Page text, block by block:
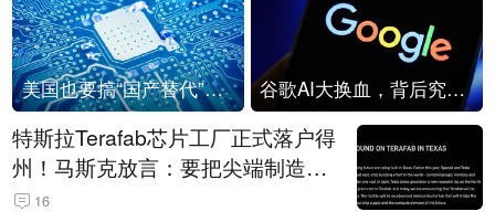
美国也要搞“国产替代”？先算清三笔账 谷歌AI大换血，背后究竟发生了什么？
特斯拉Terafab芯片工厂正式落户得
州！马斯克放言：要把尖端制造带
回美国
16